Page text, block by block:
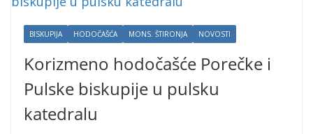
BISKUPIJA HODOČAŠĆA MONS. ŠTIRONJA NOVOSTI
Korizmeno hodočašće Porečke i
Pulske biskupije u pulsku
katedralu